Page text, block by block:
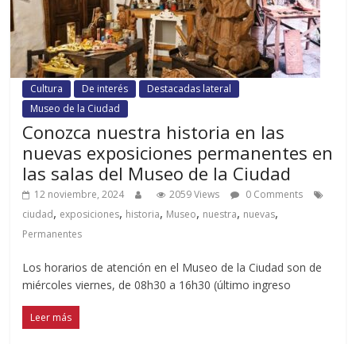
Cultura De interés
Destacadas lateral
Museo de la Ciudad
Conozca nuestra historia en las
nuevas exposiciones permanentes en
las salas del Museo de la Ciudad
12 noviembre, 2024 2059 Views
0 Comments
ciudad, exposiciones, historia, Museo, nuestra, nuevas,
Permanentes
Los horarios de atención en el Museo de la Ciudad son de
miércoles viernes, de 08h30 a 16h30 (último ingreso
Leer más